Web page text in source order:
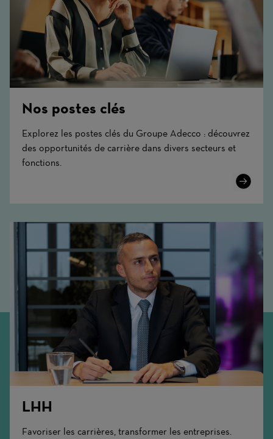
Nos postes clés
Explorez les postes clés du Groupe Adecco : découvrez
des opportunités de carrière dans divers secteurs et
fonctions.
Learn
LHH
Favoriser les carrières, transformer les entreprises.